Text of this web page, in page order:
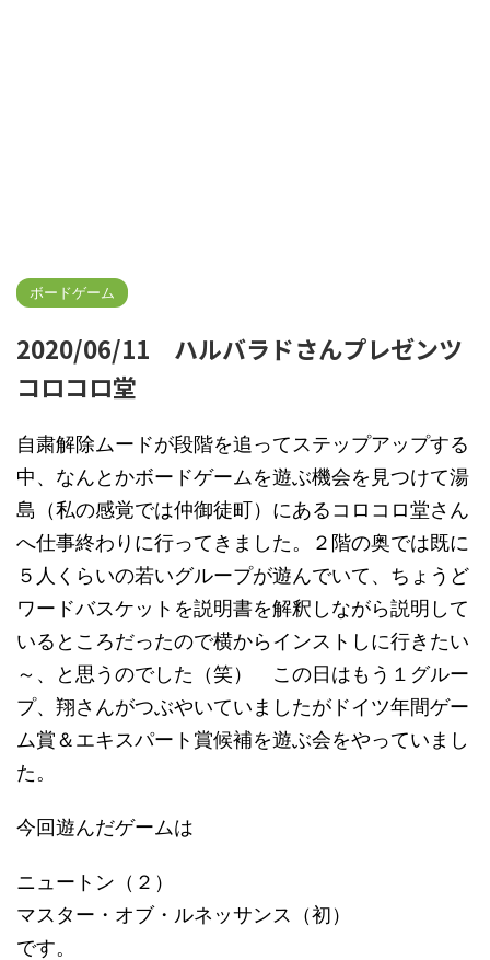
ボードゲーム
2020/06/11 ハルバラドさんプレゼンツ
コロコロ堂
自粛解除ムードが段階を追ってステップアップする
中、なんとかボードゲームを遊ぶ機会を見つけて湯
島（私の感覚では仲御徒町）にあるコロコロ堂さん
へ仕事終わりに行ってきました。２階の奥では既に
５人くらいの若いグループが遊んでいて、ちょうど
ワードバスケットを説明書を解釈しながら説明して
いるところだったので横からインストしに行きたい
～、と思うのでした（笑） この日はもう１グルー
プ、翔さんがつぶやいていましたがドイツ年間ゲー
ム賞＆エキスパート賞候補を遊ぶ会をやっていまし
た。
今回遊んだゲームは
ニュートン（２）
マスター・オブ・ルネッサンス（初）
です。